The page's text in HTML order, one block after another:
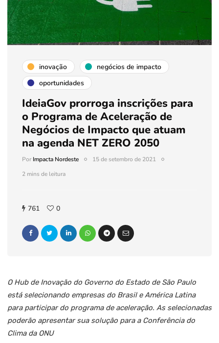
inovação
negócios de impacto
oportunidades
IdeiaGov prorroga inscrições para
o Programa de Aceleração de
Negócios de Impacto que atuam
na agenda NET ZERO 2050
PorImpacta Nordeste
15 de setembro de 2021
2 mins de leitura
761 0
O Hub de Inovação do Governo do Estado de São Paulo
está selecionando empresas do Brasil e América Latina
para participar do programa de aceleração. As selecionadas
poderão apresentar sua solução para a Conferência do
Clima da ONU